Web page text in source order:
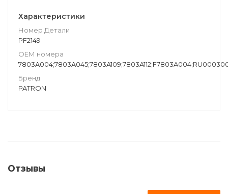
Характеристики
Номер Детали
PF2149
ОЕМ номера
Бренд
PATRON
Отзывы